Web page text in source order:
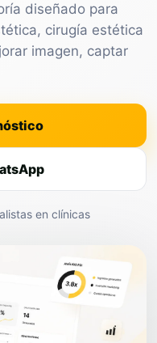
diseñado para
cirugía estética
imagen, captar
en clínicas